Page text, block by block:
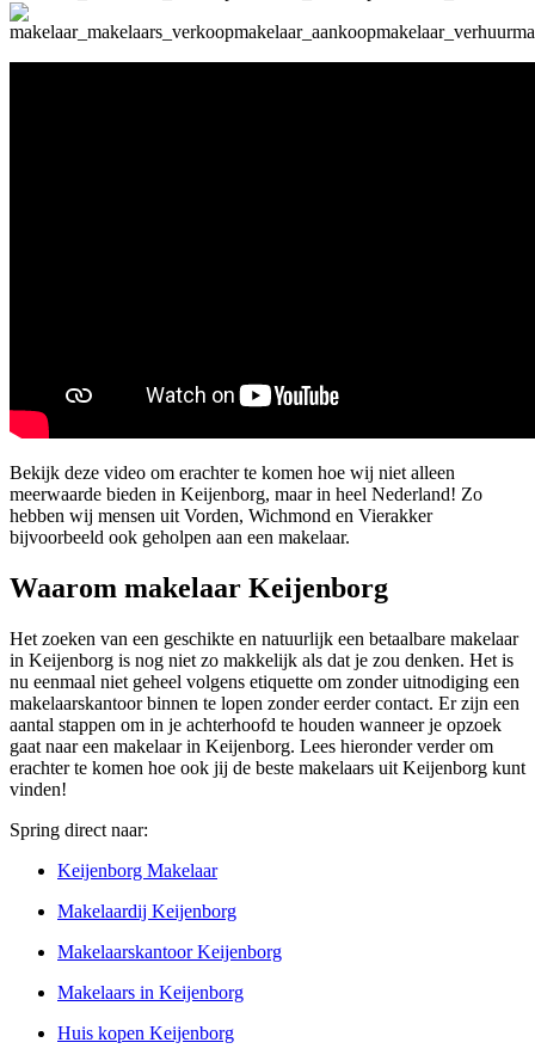
Bekijk deze video om erachter te komen hoe wij niet alleen
meerwaarde bieden in Keijenborg, maar in heel Nederland! Zo
hebben wij mensen uit Vorden, Wichmond en Vierakker
bijvoorbeeld ook geholpen aan een makelaar.
Waarom makelaar Keijenborg
Het zoeken van een geschikte en natuurlijk een betaalbare makelaar
in Keijenborg is nog niet zo makkelijk als dat je zou denken. Het is
nu eenmaal niet geheel volgens etiquette om zonder uitnodiging een
makelaarskantoor binnen te lopen zonder eerder contact. Er zijn een
aantal stappen om in je achterhoofd te houden wanneer je opzoek
gaat naar een makelaar in Keijenborg. Lees hieronder verder om
erachter te komen hoe ook jij de beste makelaars uit Keijenborg kunt
vinden!
Spring direct naar:
Keijenborg Makelaar
Makelaardij Keijenborg
Makelaarskantoor Keijenborg
Makelaars in Keijenborg
Huis kopen Keijenborg